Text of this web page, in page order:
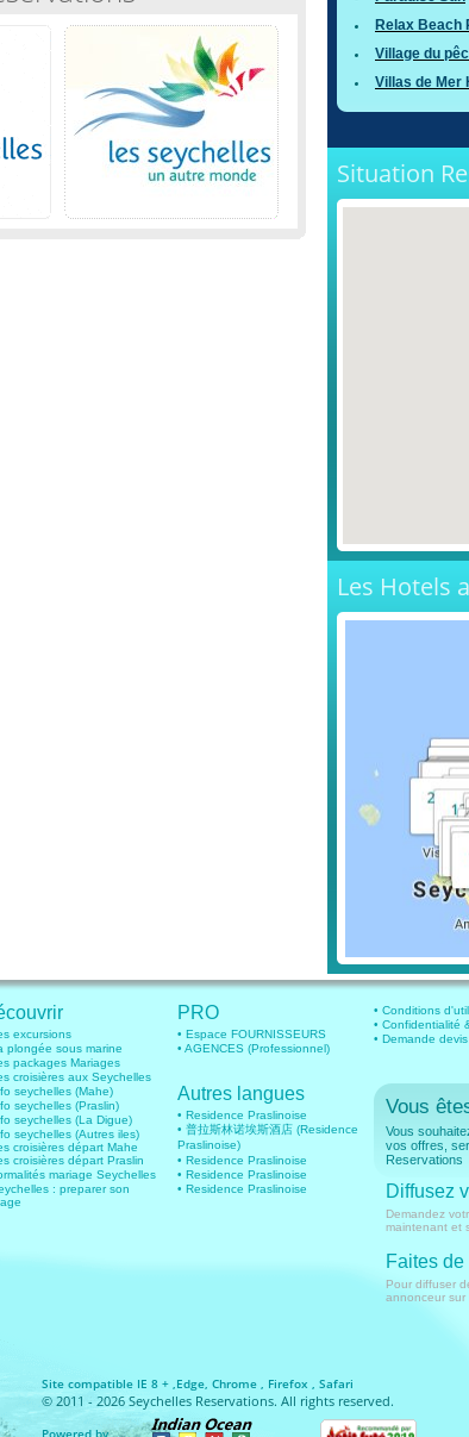
Relax Beach
Village du
Villas de Mer
Situation
Les Hotels
excursions
plongée sous marine
packages Mariages
croisières aux Seychelles
seychelles (Mahe)
seychelles (Praslin)
seychelles (La Digue)
seychelles (Autres iles)
croisières départ Mahe
croisières départ Praslin
mariage Seychelles
: preparer son
PRO
• Espace FOURNISSEURS
• AGENCES (Professionnel)
Autres langues
• Residence Praslinoise
• 普拉斯林诺埃斯酒店 (Residence
Praslinoise)
• Residence Praslinoise
• Residence Praslinoise
• Residence Praslinoise
• Conditions
• Confidentialité
• Demande
Vous
Vous
vos offres,
Reservations
Diffusez
Demandez
maintenant et
Faites
Pour diffuser
annonceur sur
Site compatible IE 8 + ,Edge, Chrome , Firefox , Safari
© 2011 - 2026 Seychelles Reservations. All rights reserved.